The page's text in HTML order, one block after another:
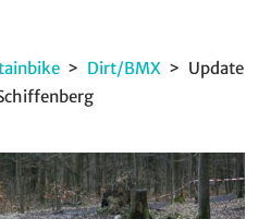
Dirt/BMX
Update